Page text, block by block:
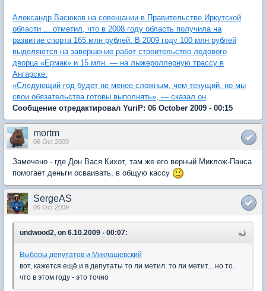
Александр Васюков на совещании в Правительстве Иркутской
области ... отметил, что в 2008 году область получила на
развитие спорта 165 млн рублей. В 2009 году 100 млн рублей
выделяются на завершение работ строительство ледового
дворца «Ермак» и 15 млн. — на лыжероллерную трассу в
Ангарске.
«Следующий год будет не менее сложным, чем текущий, но мы
свои обязательства готовы выполнять», — сказал он
Сообщение отредактировал YuriP: 06 October 2009 - 00:15
mortm
06 Oct 2009
Замечено - где Дон Вася Кихот, там же его верный Миклож-Панса
помогает деньги осваивать, в общую кассу
SergeAS
06 Oct 2009
undwood2, on 6.10.2009 - 00:07:
Выборы депутатов и Миклашевский
вот, кажется ещё и в депутаты то ли метил. то ли метит... но то.
что в этом году - это точно